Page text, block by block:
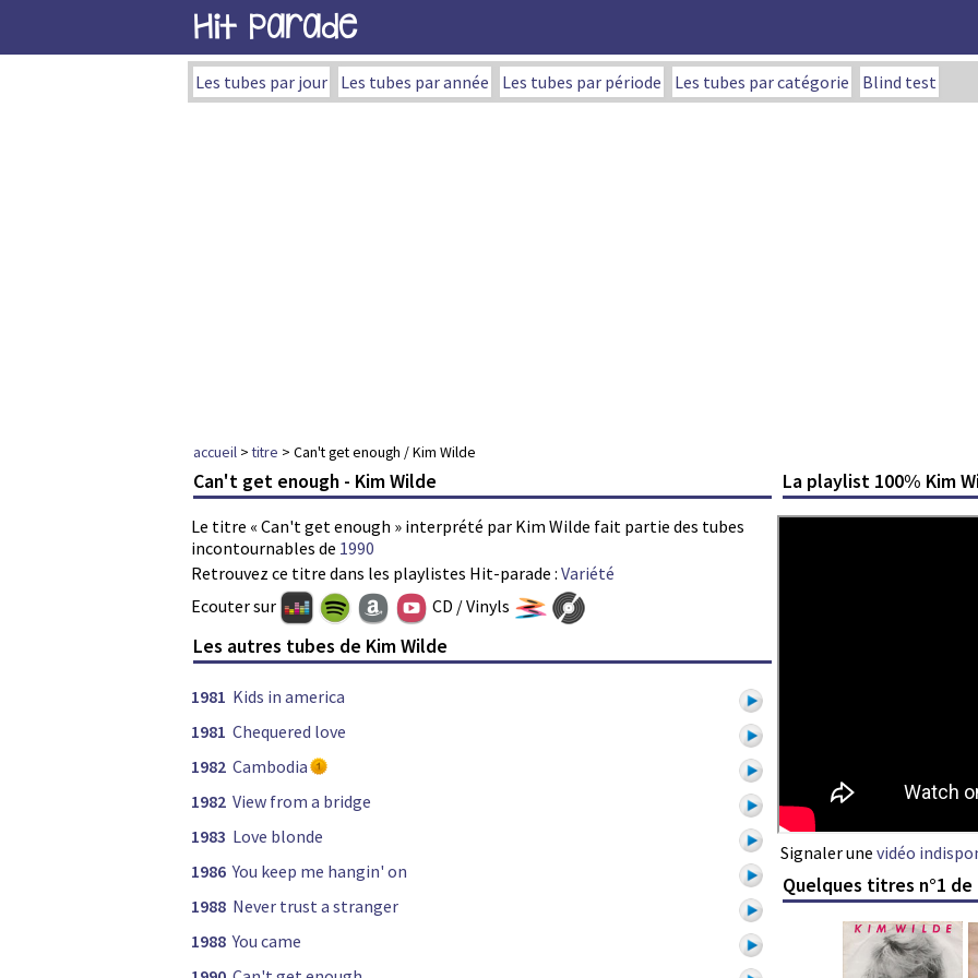
Hit Parade
Les tubes par jour Les tubes par année Les tubes par période Les tubes par catégorie Blind test
accueil >titre > Can't get enough / Kim Wilde
Can't get enough - Kim Wilde
Le titre « Can't get enough » interprété par Kim Wilde fait partie des tubes
incontournables de 1990
Retrouvez ce titre dans les playlistes Hit-parade : Variété
La playlist 100% Kim
Signaler une vidéo
Ecouter sur CD / Vinyls
Les autres tubes de Kim Wilde
1981 Kids in america
1981 Chequered love
1982 Cambodia
1982 View from a bridge
1983 Love blonde
1986 You keep me hangin' on
1988 Never trust a stranger
1988 You came
Quelques titres n°1 de